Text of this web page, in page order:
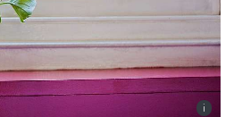
i